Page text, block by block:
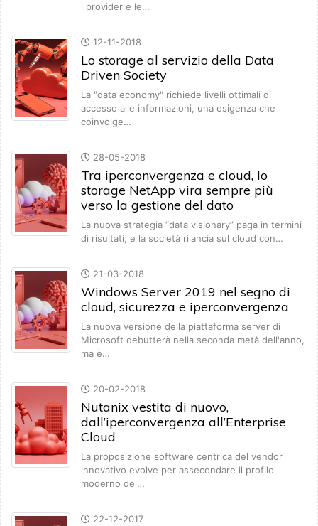
i provider e le…
12-11-2018
Lo storage al servizio della Data
Driven Society
La "data economy" richiede livelli ottimali di
accesso alle informazioni, una esigenza che
coinvolge…
28-05-2018
Tra iperconvergenza e cloud, lo
storage NetApp vira sempre più
verso la gestione del dato
La nuova strategia “data visionary” paga in termini
di risultati, e la società rilancia sul cloud con…
21-03-2018
Windows Server 2019 nel segno di
cloud, sicurezza e iperconvergenza
La nuova versione della piattaforma server di
Microsoft debutterà nella seconda metà dell'anno,
ma è…
20-02-2018
Nutanix vestita di nuovo,
dall’iperconvergenza all’Enterprise
Cloud
La proposizione software centrica del vendor
innovativo evolve per assecondare il profilo
moderno del…
22-12-2017